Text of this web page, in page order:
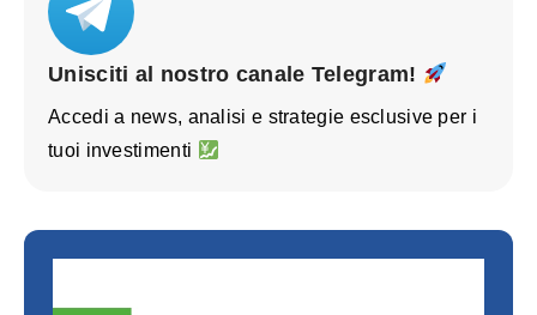
Unisciti al nostro canale Telegram!
Accedi a news, analisi e strategie esclusive per i
tuoi investimenti